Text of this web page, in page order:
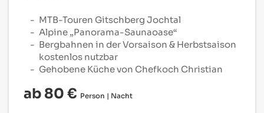
MTB-Touren Gitschberg Jochtal
Alpine „Panorama-Saunaoase“
Bergbahnen in der Vorsaison & Herbstsaison
kostenlos nutzbar
Gehobene Küche von Chefkoch Christian
ab 80 € Person | Nacht